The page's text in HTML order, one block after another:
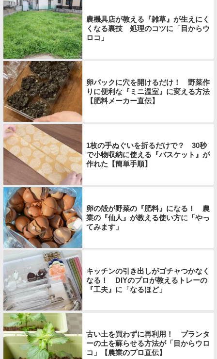
農機具店が教える『雑草』が生えにく
くなる裏技 処理のコツに「目からウ
ロコ」
卵パックに穴を開けるだけ！ 野菜作
りに便利な『ミニ温室』に変える方法
【肥料メーカー直伝】
1枚の手ぬぐいを折るだけで？ 30秒
で小物収納に使える『バスケット』が
作れた【簡単手順】
卵の殻が野菜の『肥料』になる！ 農
業の『仙人』が教える使い方に「やっ
てみます」
キッチンの引き出しがゴチャつかなく
なる！ DIYのプロが教えるトレーの
『工夫』に「なるほど」
古い土を買わずに再利用！ プランタ
ーの土を蘇らせる方法が「目からウロ
コ」【農業のプロ直伝】